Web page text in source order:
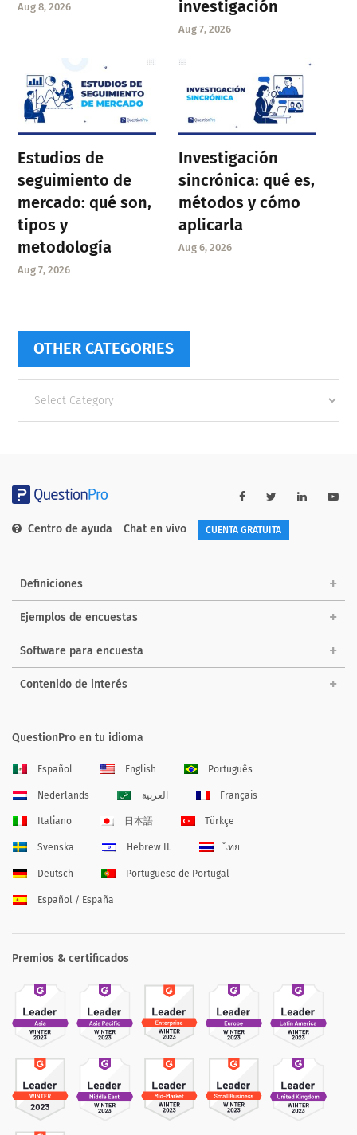
Aug 8, 2026
investigación
Aug 7, 2026
Estudios de
seguimiento de
mercado: qué son,
tipos y
metodología
Aug 7, 2026
Investigación
sincrónica: qué es,
métodos y cómo
aplicarla
Aug 6, 2026
OTHER CATEGORIES
categories
Centro de ayuda Chat en vivo CUENTA GRATUITA
Definiciones
Ejemplos de encuestas
Software para encuesta
Contenido de interés
QuestionPro en tu idioma
Español English Português
Nederlands العربية Français
Italiano 日本語 Türkçe
Svenska Hebrew IL ไทย
Deutsch Portuguese de Portugal
Español / España
Premios & certificados